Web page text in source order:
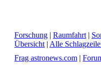
Forschung | Raumfahrt |
Übersicht | Alle
Frag astronews.com |